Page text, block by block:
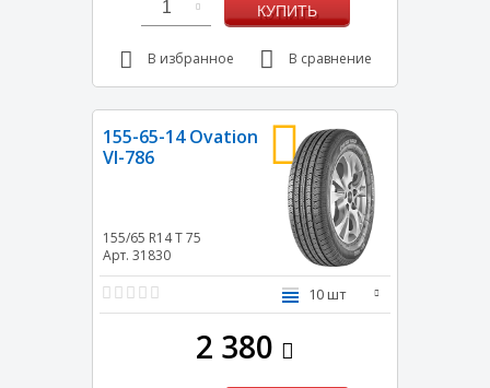
1 КУПИТЬ
В избранное В сравнение
155-65-14 Ovation
VI-786
155/65 R14T75
Арт. 31830
10 шт
2 380